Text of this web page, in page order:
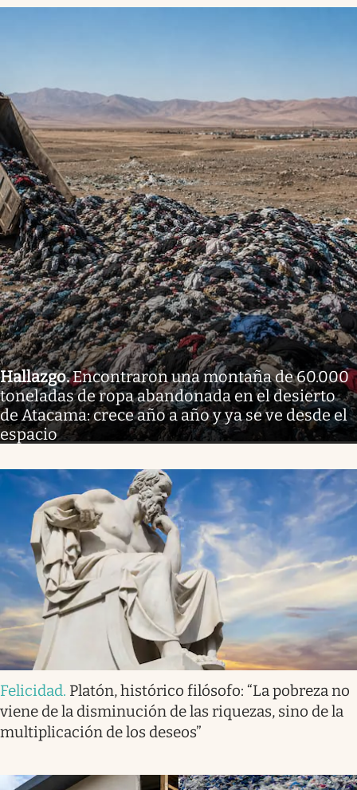
Hallazgo.Encontraron una montaña de 60.000
toneladas de ropa abandonada en el desierto
de Atacama: crece año a año y ya se ve desde el
espacio
Felicidad. Platón, histórico filósofo: “La pobreza no
viene de la disminución de las riquezas, sino de la
multiplicación de los deseos”